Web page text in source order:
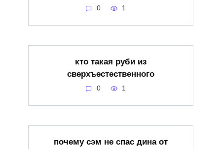
0 1
кто такая руби из
сверхъестественного
0 1
почему сэм не спас дина от